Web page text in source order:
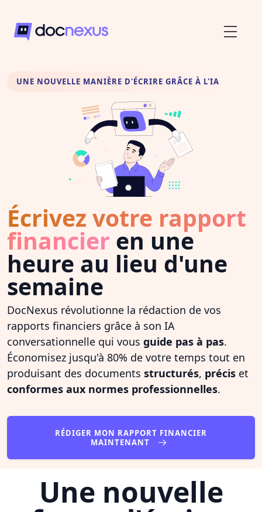
UNE NOUVELLE MANIÈRE D'ÉCRIRE GRÂCE À L'IA
Écrivez votre rapport
financier en une
heure au lieu d'une
semaine
DocNexus révolutionne la rédaction de vos
rapports financiers grâce à son IA
conversationnelle qui vous guide pas à pas.
Économisez jusqu'à 80% de votre temps tout en
produisant des documents structurés, précis et
conformes aux normes professionnelles.
RÉDIGER MON RAPPORT FINANCIER
MAINTENANT
Une nouvelle